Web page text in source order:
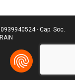
- Cap. Soc.